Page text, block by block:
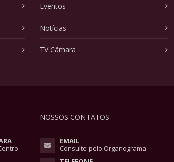
Eventos
Notícias
TV Câmara
NOSSOS CONTATOS
EMAIL
Consulte pelo Organograma